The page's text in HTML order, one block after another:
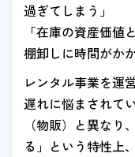
過ぎてしまう」
「在庫の資産価値
棚卸しに時間がかか
レンタル事業を運
遅れに悩まされて
（物販）と異なり
る」という特性上